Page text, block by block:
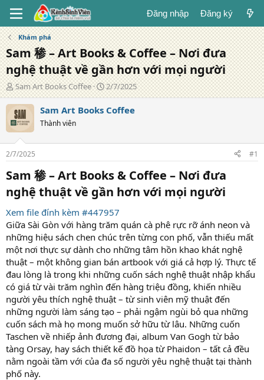
Đăng nhập Đăng ký
Khám phá
Sam 䅟 – Art Books & Coffee – Nơi đưa
nghệ thuật về gần hơn với mọi người
T
á
c
g
i
ả
Sam Art Books Coffee
N
g
à
g
2/7/2025
Sam Art Books Coffee
Thành viên
2/7/2025 #1
Sam 䅟 – Art Books & Coffee – Nơi đưa
nghệ thuật về gần hơn với mọi người​
Xem file đính kèm #447957
Giữa Sài Gòn với hàng trăm quán cà phê rực rỡ ánh neon và
những hiệu sách chen chúc trên từng con phố, vẫn thiếu mất
một nơi thực sự dành cho những tâm hồn khao khát nghệ
thuật – một không gian bán artbook với giá cả hợp lý. Thực tế
đau lòng là trong khi những cuốn sách nghệ thuật nhập khẩu
có giá từ vài trăm nghìn đến hàng triệu đồng, khiến nhiều
người yêu thích nghệ thuật – từ sinh viên mỹ thuật đến
những người làm sáng tạo – phải ngậm ngùi bỏ qua những
cuốn sách mà họ mong muốn sở hữu từ lâu. Những cuốn
Taschen về nhiếp ảnh đương đại, album Van Gogh từ bảo
tàng Orsay, hay sách thiết kế đồ họa từ Phaidon – tất cả đều
nằm ngoài tầm với của đa số người yêu nghệ thuật tại thành
phố này.